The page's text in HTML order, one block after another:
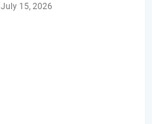
July 15, 2026